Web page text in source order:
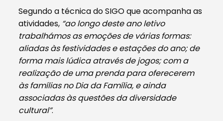
Segundo a técnica do SIGO que acompanha as
atividades, “ao longo deste ano letivo
trabalhámos as emoções de várias formas:
aliadas às festividades e estações do ano; de
forma mais lúdica através de jogos; com a
realização de uma prenda para oferecerem
às famílias no Dia da Família, e ainda
associadas às questões da diversidade
cultural”.